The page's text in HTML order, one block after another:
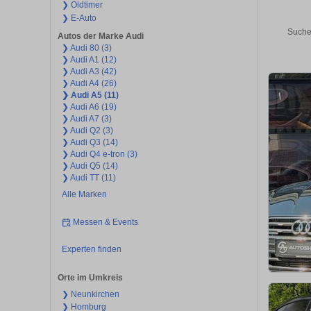
❯ Oldtimer
❯ E-Auto
Autos der Marke Audi
❯ Audi 80 (3)
❯ Audi A1 (12)
❯ Audi A3 (42)
❯ Audi A4 (26)
❯ Audi A5 (11)
❯ Audi A6 (19)
❯ Audi A7 (3)
❯ Audi Q2 (3)
❯ Audi Q3 (14)
❯ Audi Q4 e-tron (3)
❯ Audi Q5 (14)
❯ Audi TT (11)
Alle Marken
Messen & Events
Experten finden
Orte im Umkreis
❯ Neunkirchen
❯ Homburg